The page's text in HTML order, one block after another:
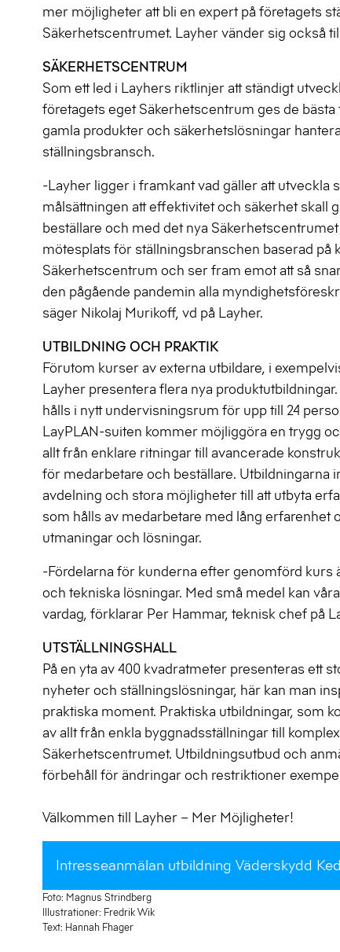
mer möjligheter att bli en expert på företagets
Säkerhetscentrumet. Layher vänder sig också
SÄKERHETSCENTRUM
Som ett led i Layhers riktlinjer att ständigt
företagets eget Säkerhetscentrum ges de
gamla produkter och säkerhetslösningar
ställningsbransch.
-Layher ligger i framkant vad gäller att
målsättningen att effektivitet och säkerhet skall
beställare och med det nya
mötesplats för ställningsbranschen baserad på
Säkerhetscentrum och ser fram emot att så
den pågående pandemin alla
säger Nikolaj Murikoff, vd på Layher.
UTBILDNING OCH PRAKTIK
Förutom kurser av externa utbildare, i
Layher presentera flera nya
hålls i nytt undervisningsrum för upp till 24
LayPLAN-suiten kommer möjliggöra en trygg
allt från enklare ritningar till avancerade
för medarbetare och beställare. Utbildningarna
avdelning och stora möjligheter till att utbyta
som hålls av medarbetare med lång
utmaningar och lösningar.
-Fördelarna för kunderna efter genomförd kurs
och tekniska lösningar. Med små medel kan
vardag, förklarar Per Hammar, teknisk chef på
UTSTÄLLNINGSHALL
På en yta av 400 kvadratmeter presenteras ett
nyheter och ställningslösningar, här kan man
praktiska moment. Praktiska utbildningar, som
av allt från enkla byggnadsställningar till
Säkerhetscentrumet. Utbildningsutbud och
förbehåll för ändringar och restriktioner
Välkommen till Layher – Mer Möjligheter!
Intresseanmälan utbildning Väderskydd
Foto: Magnus Strindberg
Illustrationer: Fredrik Wik
Text: Hannah Fhager